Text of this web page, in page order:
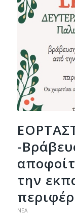
-
την
ΝΈΑ